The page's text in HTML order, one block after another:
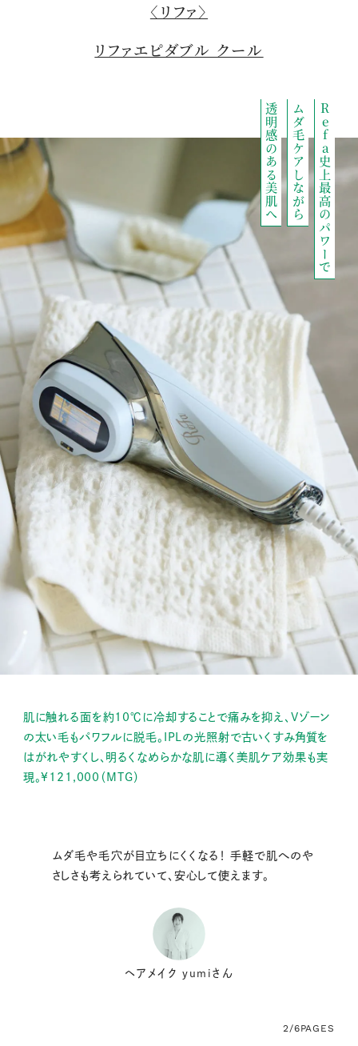
〈リファ〉
リファエピダブル クール
Refa史上最高のパワーで
ムダ毛ケアしながら
透明感のある美肌へ
肌に触れる面を約10℃に冷却することで痛みを抑え、Vゾーン
の太い毛もパワフルに脱毛。IPLの光照射で古いくすみ角質を
はがれやすくし、明るくなめらかな肌に導く美肌ケア効果も実
現。¥121,000（MTG）
ムダ毛や毛穴が目立ちにくくなる！ 手軽で肌へのや
さしさも考えられていて、安心して使えます。
ヘアメイク yumiさん
2/6PAGES